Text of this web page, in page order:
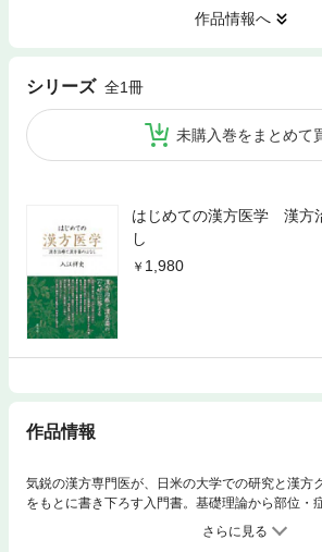
作品情報へ
シリーズ 全1冊
未購入巻をまとめて
はじめての漢方医学 漢方
し
1,980
作品情報
気鋭の漢方専門医が、日米の大学での研究と漢方
をもとに書き下ろす入門書。基礎理論から部位・
がん・難病治療の実態まで、患者との問答・診察
する偏見や誤解を一つ一つ解きほぐしていく。漢